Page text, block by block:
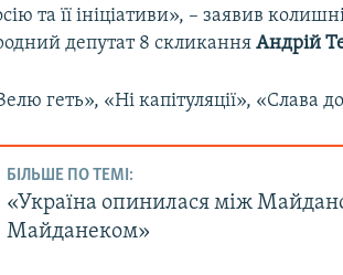
та її ініціативи», – заявив
депутат 8 скликанняАндрій
геть», «Ні капітуляції», «Слава
БІЛЬШЕ ПО ТЕМІ:
«Україна опинилася між
Майданеком»